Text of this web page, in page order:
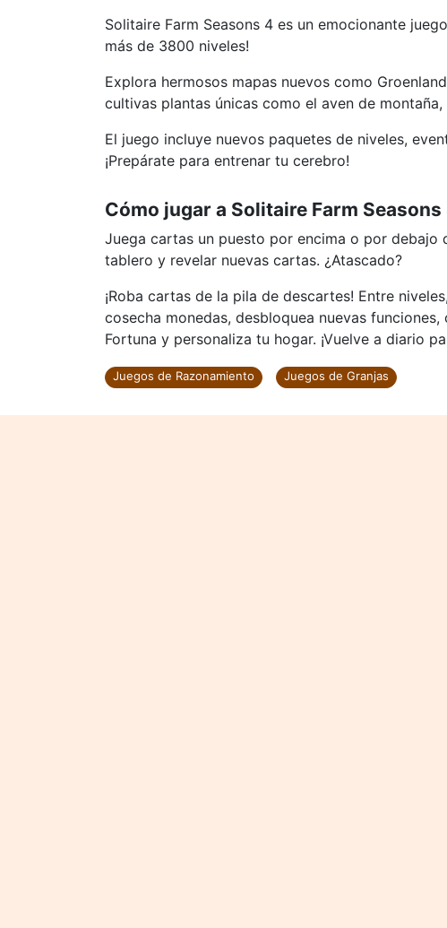
Solitaire Farm Seasons 4 es un emocionante
más de 3800 niveles!
Explora hermosos mapas nuevos como
cultivas plantas únicas como el aven de
El juego incluye nuevos paquetes de niveles,
¡Prepárate para entrenar tu cerebro!
Cómo jugar a Solitaire Farm Seasons
Juega cartas un puesto por encima o por debajo
tablero y revelar nuevas cartas. ¿Atascado?
¡Roba cartas de la pila de descartes! Entre
cosecha monedas, desbloquea nuevas
Fortuna y personaliza tu hogar. ¡Vuelve a diario
Juegos de Razonamiento Juegos de Granjas